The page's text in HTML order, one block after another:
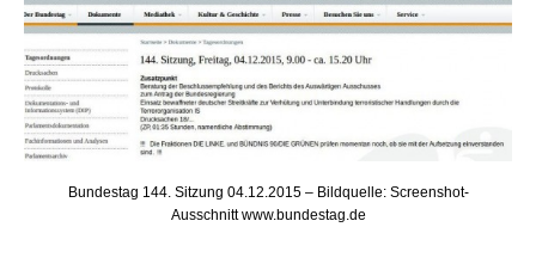
Bundestag 144. Sitzung 04.12.2015 – Bildquelle: Screenshot-
Ausschnitt www.bundestag.de